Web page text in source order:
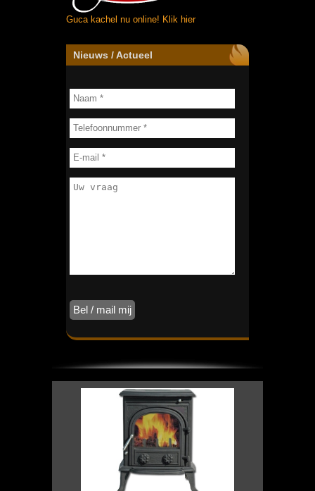
Guca kachel nu online! Klik hier
Nieuws / Actueel